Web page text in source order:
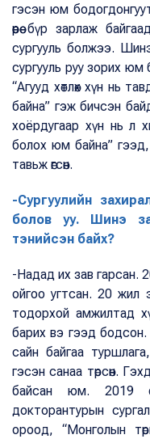
гэсэн юм
өөрөө бүр зарлаж
сургууль болжээ.
сургууль руу зорих юм
“Агууд хөтлөх хүн нь
байна” гэж бичсэн
хоёрдугаар хүн нь л
болох юм байна”
тавьж өгсөн.
-Сургуулийн
болов уу. Шинэ
тэнийсэн байх?
-Надад их зав гарсан.
ойгоо угтсан. 20 жил
тодорхой амжилтад
барих вэ гээд
сайн байгаа
гэсэн санаа төрсөн.
байсан юм. 2019
докторантурын
ороод, “Монголын